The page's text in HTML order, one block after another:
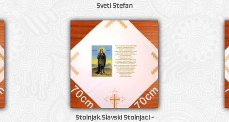
Sveti Stefan
Stolnjak Slavski Stolnjaci -